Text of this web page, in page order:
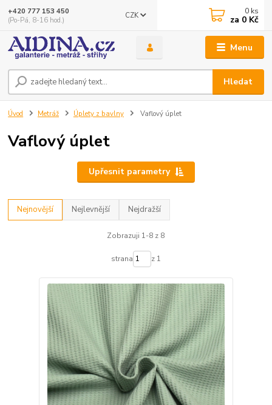
Menu
CZK
Hledat
+420 777 153 450
(Po-Pá, 8-16 hod.)
0 ks
za 0 Kč
Úvod Metráž Úplety z bavlny Vaflový úplet
Vaflový úplet
Upřesnit parametry
Nejnovější Nejlevnější Nejdražší
Zobrazuji 1-8 z 8
strana z 1